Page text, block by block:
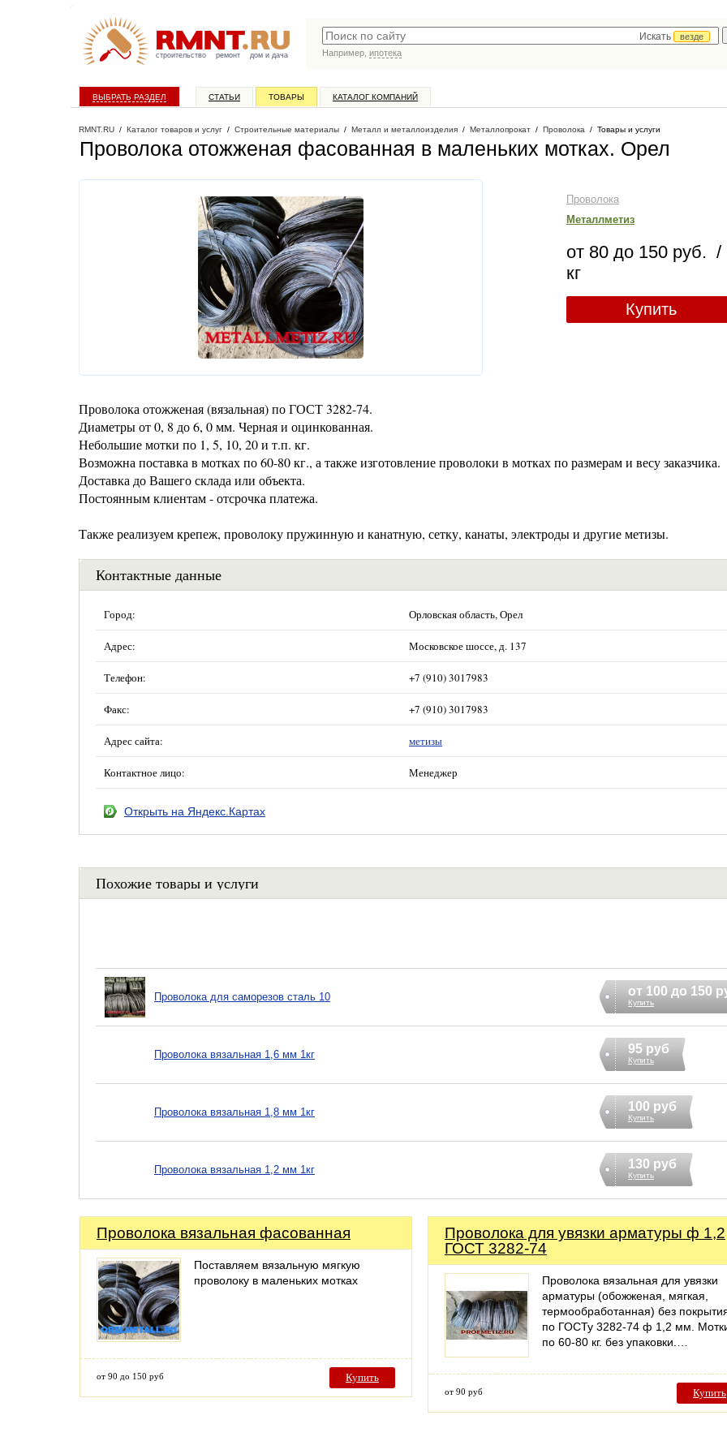
строительство ремонт дом и дача
Искать
везде
Например, ипотека
ВЫБРАТЬ РАЗДЕЛ СТАТЬИ ТОВАРЫ КАТАЛОГ КОМПАНИЙ
RMNT.RU / Каталог товаров и услуг / Строительные материалы / Металл и металлоизделия / Металлопрокат / Проволока / Товары и услуги
Проволока отожженая фасованная в маленьких мотках. Орел
Проволока
Металлметиз
от 80 до 150 руб. /
кг
Купить
Проволока отожженая (вязальная) по ГОСТ 3282-74.
Диаметры от 0, 8 до 6, 0 мм. Черная и оцинкованная.
Небольшие мотки по 1, 5, 10, 20 и т.п. кг.
Возможна поставка в мотках по 60-80 кг., а также изготовление проволоки в мотках по размерам и весу заказчика.
Доставка до Вашего склада или объекта.
Постоянным клиентам - отсрочка платежа.
Также реализуем крепеж, проволоку пружинную и канатную, сетку, канаты, электроды и другие метизы.
Контактные данные
Город: Орловская область, Орел
Адрес: Московское шоссе, д. 137
Телефон: +7 (910) 3017983
Факс: +7 (910) 3017983
Адрес сайта: метизы
Контактное лицо: Менеджер
Открыть на Яндекс.Картах
Похожие товары и услуги
Проволока для саморезов сталь 10 от 100 до 150
Купить
Проволока вязальная 1,6 мм 1кг 95 руб
Купить
Проволока вязальная 1,8 мм 1кг 100 руб
Купить
Проволока вязальная 1,2 мм 1кг 130 руб
Купить
Проволока вязальная фасованная
Поставляем вязальную мягкую
проволоку в маленьких мотках
от 90 до 150 руб Купить
Проволока для увязки арматуры ф 1,2
ГОСТ 3282-74
Проволока вязальная для увязки
арматуры (обожженая, мягкая,
термообработанная) без
по ГОСТу 3282-74 ф 1,2 мм.
по 60-80 кг. без упаковки.…
от 90 руб Купить